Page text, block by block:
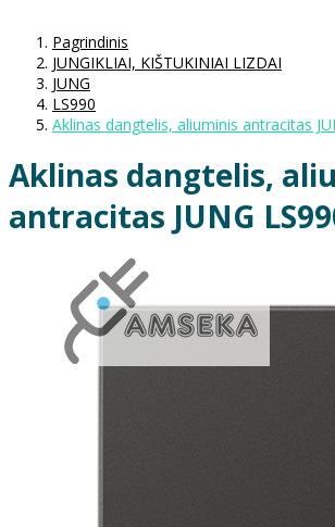
Pagrindinis
JUNGIKLIAI, KIŠTUKINIAI LIZDAI
JUNG
LS990
Aklinas dangtelis, aliuminis antracitas
Aklinas dangtelis,
antracitas JUNG